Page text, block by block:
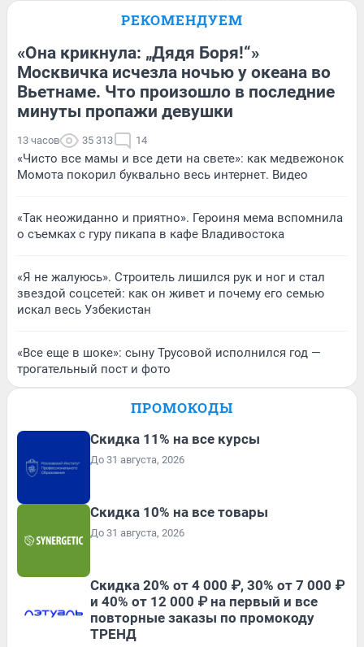
РЕКОМЕНДУЕМ
«Она крикнула: „Дядя Боря!“»
Москвичка исчезла ночью у океана во
Вьетнаме. Что произошло в последние
минуты пропажи девушки
13 часов 35 313 14
«Чисто все мамы и все дети на свете»: как медвежонок
Момота покорил буквально весь интернет. Видео
«Так неожиданно и приятно». Героиня мема вспомнила
о съемках с гуру пикапа в кафе Владивостока
«Я не жалуюсь». Строитель лишился рук и ног и стал
звездой соцсетей: как он живет и почему его семью
искал весь Узбекистан
«Все еще в шоке»: сыну Трусовой исполнился год —
трогательный пост и фото
ПРОМОКОДЫ
Скидка 11% на все курсы
До 31 августа, 2026
Скидка 10% на все товары
До 31 августа, 2026
Скидка 20% от 4 000 ₽, 30% от 7 000 ₽
и 40% от 12 000 ₽ на первый и все
повторные заказы по промокоду
ТРЕНД